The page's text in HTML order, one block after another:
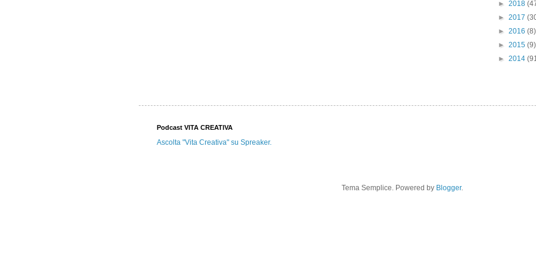
► 2018
► 2017
► 2016 (8)
► 2015 (9)
► 2014
Podcast VITA CREATIVA
Ascolta "Vita Creativa" su Spreaker.
Tema Semplice. Powered by Blogger.